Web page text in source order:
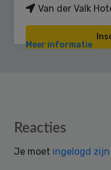
Van der Valk
Meer informatie
Reader
Reacties
Je moet ingelogd zijn